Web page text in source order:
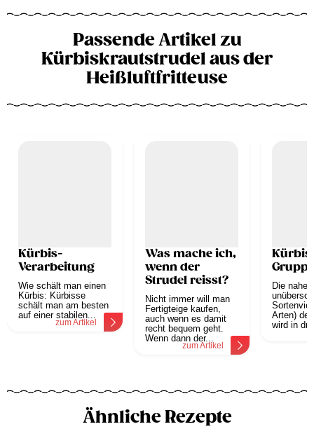
Passende Artikel zu
Kürbiskrautstrudel aus der
Heißluftfritteuse
Kürbis-
Verarbeitung
Wie schält man einen
Kürbis: Kürbisse
schält man am besten
auf einer stabilen...
zum Artikel
Was mache ich,
wenn der
Strudel reisst?
Nicht immer will man
Fertigteige kaufen,
auch wenn es damit
recht bequem geht.
Wenn dann der...
zum Artikel
Die
Arten)
wird in
Ähnliche Rezepte